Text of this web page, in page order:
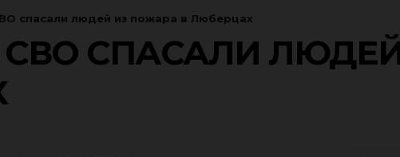
спасали людей из пожара в Люберцах
СВО СПАСАЛИ